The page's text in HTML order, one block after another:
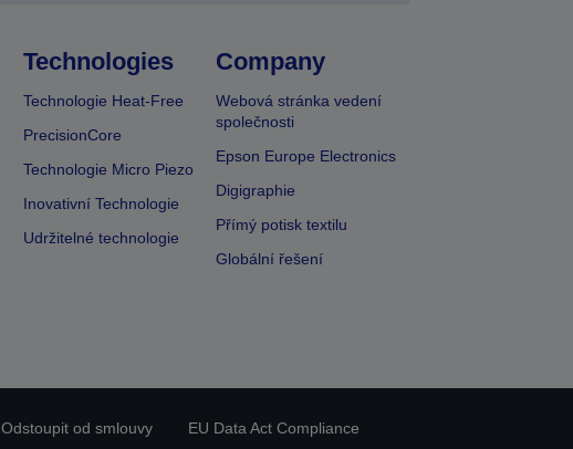
Technologies
Technologie Heat-Free
PrecisionCore
Technologie Micro Piezo
Inovativní Technologie
Udržitelné technologie
Company
Webová stránka vedení
společnosti
Epson Europe Electronics
Digigraphie
Přímý potisk textilu
Globální řešení
Odstoupit od smlouvy EU Data Act Compliance